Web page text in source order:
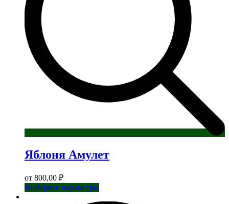
Яблоня Амулет
от 800,00 ₽
Выберите параметрыЭтот